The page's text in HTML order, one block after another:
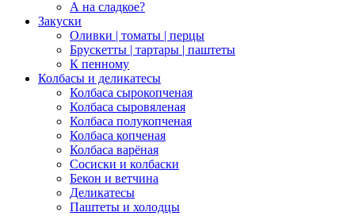
А на сладкое?
Закуски
Оливки | томаты | перцы
Брускетты | тартары | паштеты
К пенному
Колбасы и деликатесы
Колбаса сырокопченая
Колбаса сыровяленая
Колбаса полукопченая
Колбаса копченая
Колбаса варёная
Сосиски и колбаски
Бекон и ветчина
Деликатесы
Паштеты и холодцы